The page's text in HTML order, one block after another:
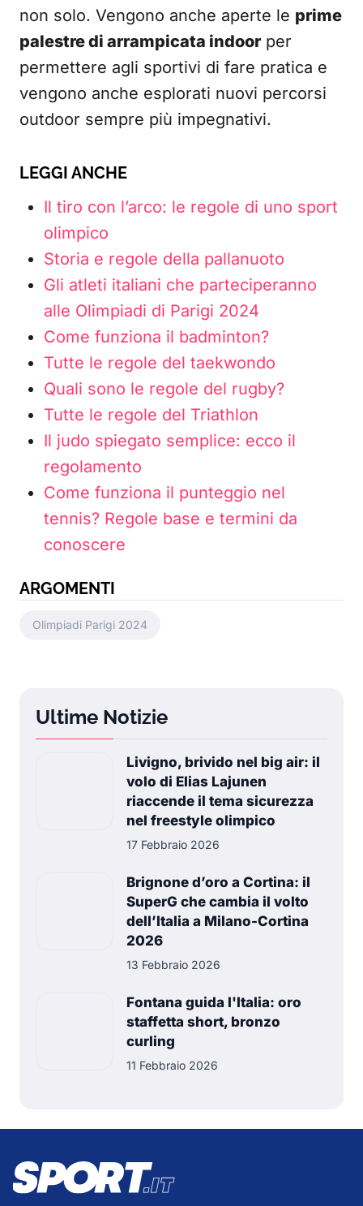
non solo. Vengono anche aperte le prime
palestre di arrampicata indoor per
permettere agli sportivi di fare pratica e
vengono anche esplorati nuovi percorsi
outdoor sempre più impegnativi.
LEGGI ANCHE
Il tiro con l’arco: le regole di uno sport
olimpico
Storia e regole della pallanuoto
Gli atleti italiani che parteciperanno
alle Olimpiadi di Parigi 2024
Come funziona il badminton?
Tutte le regole del taekwondo
Quali sono le regole del rugby?
Tutte le regole del Triathlon
Il judo spiegato semplice: ecco il
regolamento
Come funziona il punteggio nel
tennis? Regole base e termini da
conoscere
ARGOMENTI
Olimpiadi Parigi 2024
Ultime Notizie
Livigno, brivido nel big air: il
volo di Elias Lajunen
riaccende il tema sicurezza
nel freestyle olimpico
17 Febbraio 2026
Brignone d’oro a Cortina: il
SuperG che cambia il volto
dell’Italia a Milano-Cortina
2026
13 Febbraio 2026
Fontana guida l'Italia: oro
staffetta short, bronzo
curling
11 Febbraio 2026